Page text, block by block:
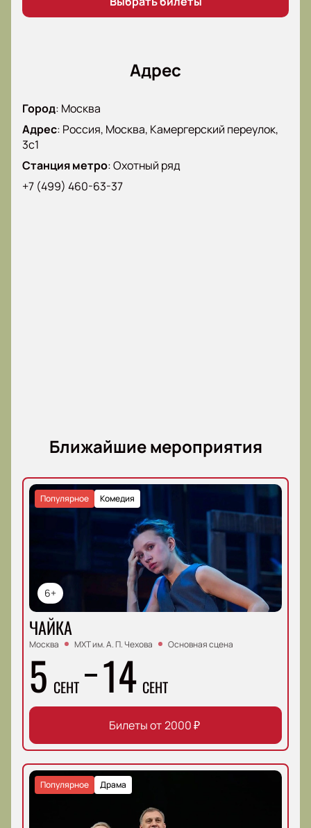
Адрес
Город: Москва
Адрес: Россия, Москва, Камергерский переулок,
3с1
Станция метро:Охотный ряд
+7 (499) 460-63-37
Ближайшие мероприятия
6+
Комедия
Популярное
ЧАЙКА
Москва МХТ им. А. П. Чехова Основная сцена
5 СЕНТ 14 СЕНТ
Билеты от 2000₽
Драма
Популярное